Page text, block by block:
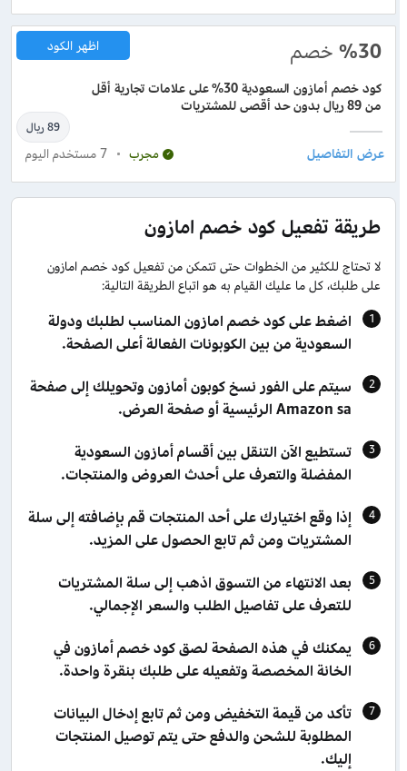
%30 خصم
89 ريال
كود خصم أمازون السعودية 30% على علامات تجارية أقل
من 89 ريال بدون حد أقصى للمشتريات
اظهر الكود
مجرب 7مستخدم اليوم
طريقة تفعيل كود خصم امازون
لا تحتاج للكثير من الخطوات حتى تتمكن من تفعيل كود خصم امازون
على طلبك، كل ما عليك القيام به هو اتباع الطريقة التالية:
اضغط على كود خصم امازون المناسب لطلبك ودولة
السعودية من بين الكوبونات الفعالة أعلى الصفحة.
سيتم على الفور نسخ كوبون أمازون وتحويلك إلى صفحة
Amazon sa الرئيسية أو صفحة العرض.
تستطيع الآن التنقل بين أقسام أمازون السعودية
المفضلة والتعرف على أحدث العروض والمنتجات.
إذا وقع اختيارك على أحد المنتجات قم بإضافته إلى سلة
المشتريات ومن ثم تابع الحصول على المزيد.
بعد الانتهاء من التسوق اذهب إلى سلة المشتريات
للتعرف على تفاصيل الطلب والسعر الإجمالي.
يمكنك في هذه الصفحة لصق كود خصم أمازون في
الخانة المخصصة وتفعيله على طلبك بنقرة واحدة.
تأكد من قيمة التخفيض ومن ثم تابع إدخال البيانات
المطلوبة للشحن والدفع حتى يتم توصيل المنتجات
إليك.